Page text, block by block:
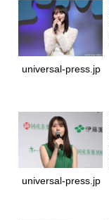
universal-press.jp
universal-press.jp